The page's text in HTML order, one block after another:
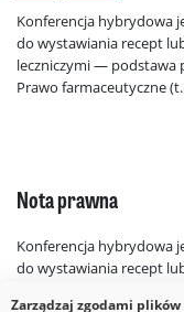
Konferencja hybrydowa
do wystawiania recept
leczniczymi — podstawa
Prawo farmaceutyczne (t.
Nota prawna
Konferencja hybrydowa
do wystawiania recept
Zarządzaj zgodami plików